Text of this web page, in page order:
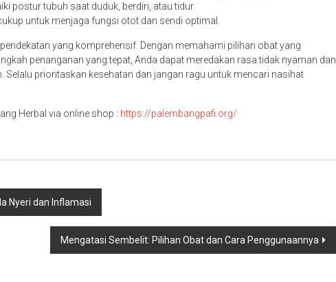
postur tubuh saat duduk, berdiri, atau tidur.
untuk menjaga fungsi otot dan sendi optimal.
yang komprehensif. Dengan memahami pilihan obat yang
penanganan yang tepat, Anda dapat meredakan rasa tidak nyaman dan
Selalu prioritaskan kesehatan dan jangan ragu untuk mencari nasihat
Herbal via online shop : https://palembangpafi.org/
Nyeri dan Inflamasi
Mengatasi Sembelit: Pilihan Obat dan Cara Penggunaannya